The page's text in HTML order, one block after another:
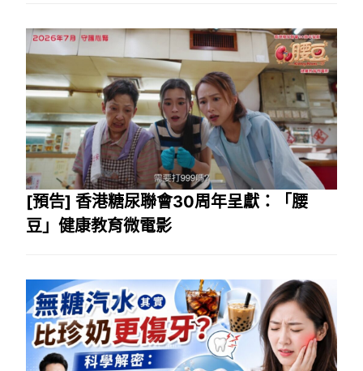
[預告] 香港糖尿聯會30周年呈獻：「腰
豆」健康教育微電影